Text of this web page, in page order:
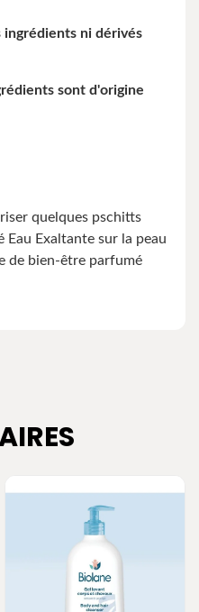
ingrédients ni dérivés
sont d'origine
quelques pschitts
Eau Exaltante sur la peau
de bien-être parfumé